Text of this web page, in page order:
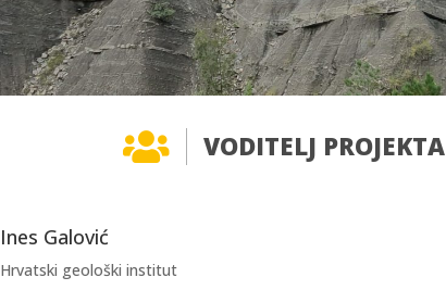
 VODITELJ PROJEKTA
Ines Galović
Hrvatski geološki institut